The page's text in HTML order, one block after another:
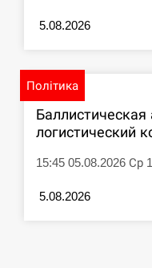
5.08.2026
Політика
логистический
15:45 05.08.2026
5.08.2026